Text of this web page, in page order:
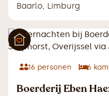
Baarlo Limburg
16 personen 6
Boerderij Eben